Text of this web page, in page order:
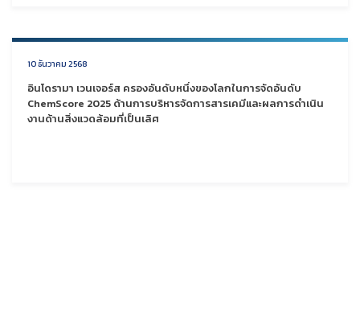
10 ธันวาคม 2568
อินโดรามา เวนเจอร์ส ครองอันดับหนึ่งของโลกในการจัดอันดับ
ChemScore 2025 ด้านการบริหารจัดการสารเคมีและผลการดำเนิน
งานด้านสิ่งแวดล้อมที่เป็นเลิศ